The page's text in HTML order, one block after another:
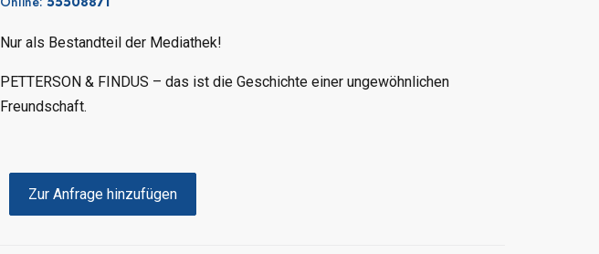
Nur als Bestandteil der Mediathek!
PETTERSON & FINDUS – das ist die Geschichte einer ungewöhnlichen
Freundschaft.
Zur Anfrage hinzufügen